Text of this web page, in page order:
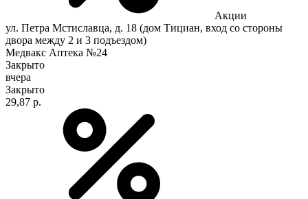
Акции
ул. Петра Мстиславца, д. 18 (дом Тициан, вход со стороны
двора между 2 и 3 подъездом)
Медвакс Аптека №24
Закрыто
вчера
Закрыто
29,87 р.